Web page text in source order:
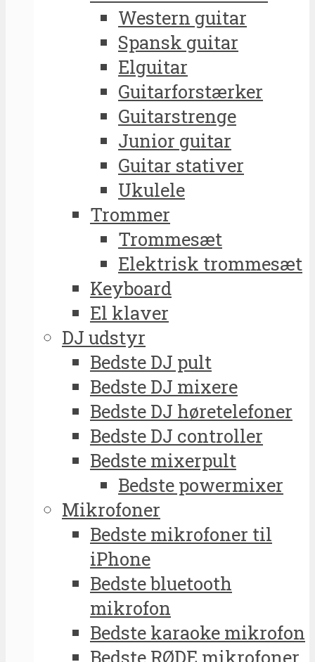
Western guitar
Spansk guitar
Elguitar
Guitarforstærker
Guitarstrenge
Junior guitar
Guitar stativer
Ukulele
Trommer
Trommesæt
Elektrisk trommesæt
Keyboard
El klaver
DJ udstyr
Bedste DJ pult
Bedste DJ mixere
Bedste DJ høretelefoner
Bedste DJ controller
Bedste mixerpult
Bedste powermixer
Mikrofoner
Bedste mikrofoner til
iPhone
Bedste bluetooth
mikrofon
Bedste karaoke mikrofon
Bedste RØDE mikrofoner